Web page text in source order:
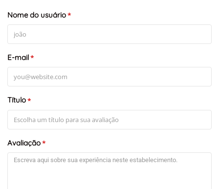
Nome do usuário*
E-mail*
Título*
Avaliação*